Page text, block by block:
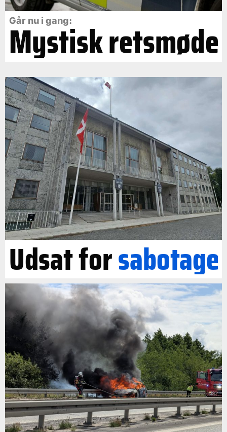
Går nu i gang:
Mystisk retsmøde
Udsat forsabotage